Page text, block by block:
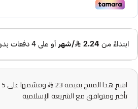
اشترِ هذا المنتج بقيمة 23
تأخير ومتوافق مع الشريعة الإسلامية